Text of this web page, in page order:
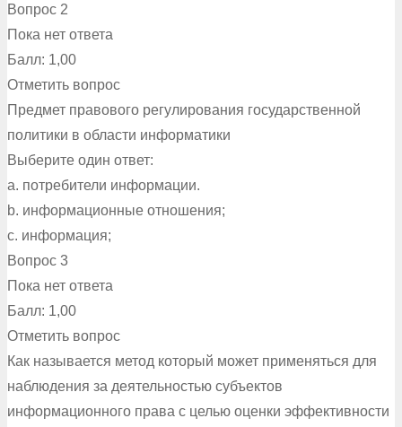
Вопрос 2
Пока нет ответа
Балл: 1,00
Отметить вопрос
Предмет правового регулирования государственной
политики в области информатики
Выберите один ответ:
a. потребители информации.
b. информационные отношения;
c. информация;
Вопрос 3
Пока нет ответа
Балл: 1,00
Отметить вопрос
Как называется метод который может применяться для
наблюдения за деятельностью субъектов
информационного права с целью оценки эффективности